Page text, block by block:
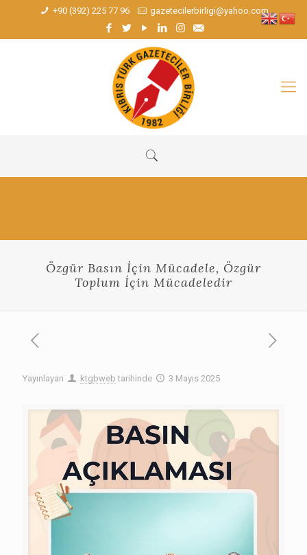
+90 (392) 225 77 96 gazetecilerbirligi@yahoo.com
Özgür Basın İçin Mücadele, Özgür
Toplum İçin Mücadeledir
Yayınlayan ktgbweb tarihinde 3 Mayıs 2025